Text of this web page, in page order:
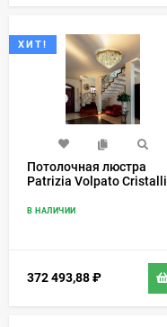
ХИТ!
Потолочная люстра
Patrizia Volpato Cristalli
В НАЛИЧИИ
372 493,88₽